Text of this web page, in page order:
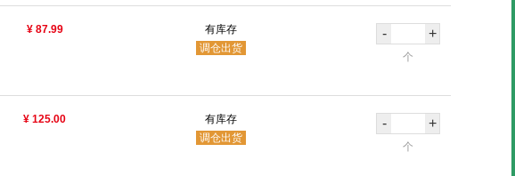
¥ 87.99
有库存
调仓出货
- +
个
¥ 125.00
有库存
调仓出货
- +
个